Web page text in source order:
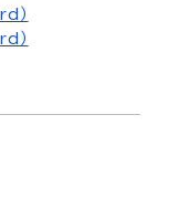
）
）